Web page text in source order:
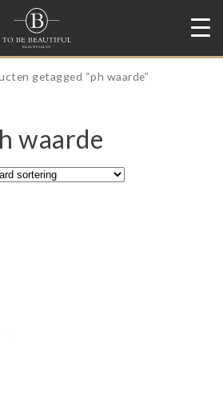
getagged “ph waarde”
waarde